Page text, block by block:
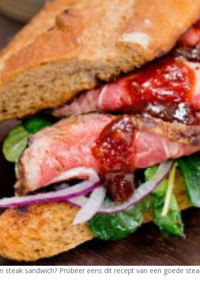
steak sandwich? Probeer eens dit recept van een goede